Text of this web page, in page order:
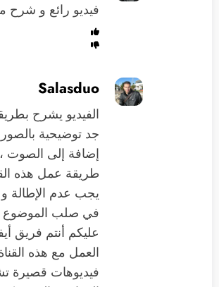
فيديو رائع و
Salasduo
الفيديو يشرح
جد توضيحية بالصور
إضافة إلى الصوت
طريقة عمل هذه
يجب عدم الإطالة و
في صلب الموضوع ،
عليكم أنتم فريق
العمل مع هذه
فيديوهات قصيرة